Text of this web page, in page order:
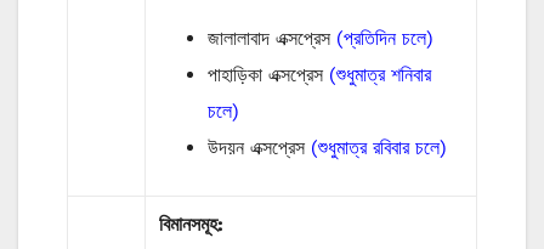
জালালাবাদ এক্সপ্রেস (প্রতিদিন চলে)
পাহাড়িকা এক্সপ্রেস (শুধুমাত্র শনিবার
চলে)
উদয়ন এক্সপ্রেস (শুধুমাত্র রবিবার চলে)
বিমানসমূহ: